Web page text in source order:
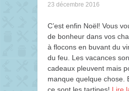
23 décembre 2016
C’est enfin Noël! Vous
de bonheur dans vos
à flocons en buvant du
du feu. Les vacances
cadeaux pleuvent mais
manque quelque chose.